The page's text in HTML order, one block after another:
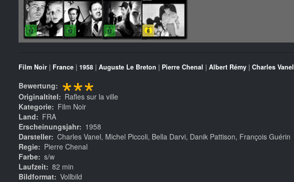
Film Noir | France | 1958 | Auguste Le Breton | Pierre Chenal | Albert Rémy | Charles Vanel
Bewertung ***
Originaltitel
Rafles sur la ville
Kategorie
Film Noir
Land
FRA
Erscheinungsjahr
1958
Darsteller Charles Vanel, Michel Piccoli, Bella Darvi, Danik Pattison, François Guérin
Regie
Pierre Chenal
Farbe s/w
Laufzeit 82 min
Bildformat Vollbild